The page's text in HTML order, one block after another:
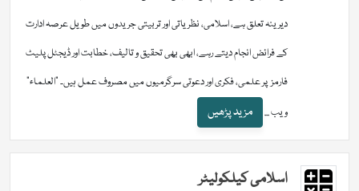
دیرینہ تعلق ہے، اسلامی، نظریاتی اور تربیتی جریدوں میں طویل عرصہ ادارت
کے فرائض انجام دیتے رہے، ابھی بھی تحقیق و تالیف، خطابت اور ڈیجٹل پلیٹ
فارمز پر علمی، فکری اور دعوتی سرگرمیوں میں مصروف عمل ہیں۔ "العلماء"
ویب ...
مزید پڑھیں
اسلامی کیلکولیٹر